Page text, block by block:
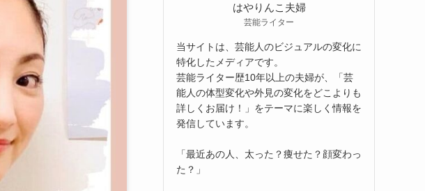
はやりんこ夫婦
芸能ライター
当サイトは、芸能人のビジュアルの変化に
特化したメディアです。
芸能ライター歴10年以上の夫婦が、「芸
能人の体型変化や外見の変化をどこよりも
詳しくお届け！」をテーマに楽しく情報を
発信しています。
「最近あの人、太った？痩せた？顔変わっ
た？」